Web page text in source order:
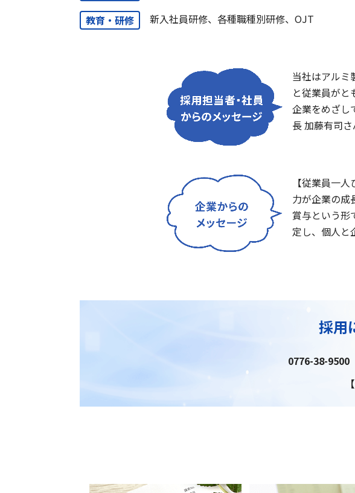
教育・研修 新入社員研修、各種職種別研修、OJT
当社はアルミ
と従業員が
企業をめざし
長 加藤有司さ
【従業員一
力が企業の成
賞与という形
定し、個人と
採用
0776-38-